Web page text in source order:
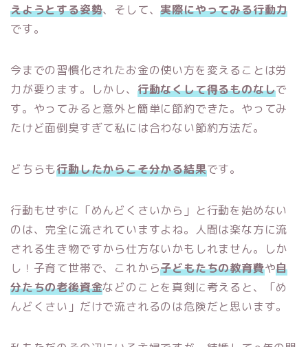
えようとする姿勢、そして、実際にやってみる行動力
です。
今までの習慣化されたお金の使い方を変えることは労
力が要ります。しかし、 行動なくして得るものなしで
す。やってみると意外と簡単に節約できた。やってみ
たけど面倒臭すぎて私には合わない節約方法だ。
どちらも行動したからこそ分かる結果です。
行動もせずに「めんどくさいから」と行動を始めない
のは、完全に流されていますよね。人間は楽な方に流
される生き物ですから仕方ないかもしれません。しか
し！子育て世帯で、これから子どもたちの教育費や自
分たちの老後資金などのことを真剣に考えると、「め
んどくさい」だけで流されるのは危険だと思います。